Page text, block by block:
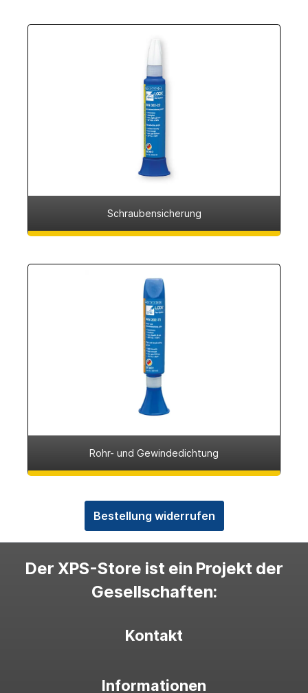
Schraubensicherung
Rohr- und Gewindedichtung
Bestellung widerrufen
Der XPS-Store ist ein Projekt der
Gesellschaften:
Kontakt
Informationen